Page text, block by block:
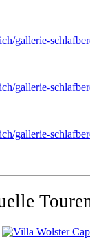
gallerie-
gallerie-
gallerie-